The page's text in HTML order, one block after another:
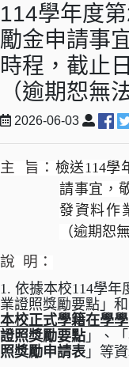
114學年度
勵金申請事
時程，截止
（逾期恕無
2026-06-03
主 旨： 檢送114學
請事宜，
發資料作
（逾期恕
說 明：
1. 依據本校114學年
業證照獎勵要點」
本校正式學籍在學
證照獎勵要點 」、「
照獎勵申請表 」等